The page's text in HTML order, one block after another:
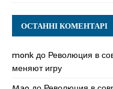
ОСТАННІ КОМЕНТАРІ
monkдо Революция в
меняют игру